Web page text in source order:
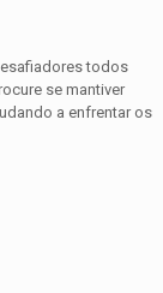
todos
se mantiver
a enfrentar os